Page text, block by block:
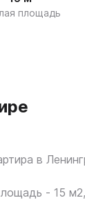
площадь
в
- 15 м2,